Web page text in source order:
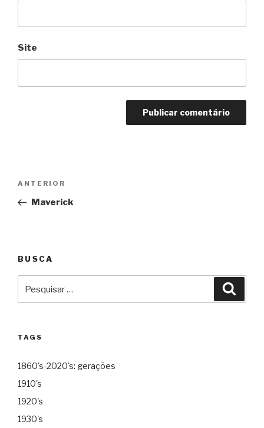
Site
Post
Anterior
ANTERIOR
Maverick
BUSCA
TAGS
1860's-2020's: gerações
1910's
1920's
1930's